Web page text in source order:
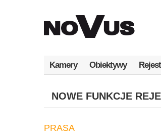
Kamery Obiektywy
NOWE FUNKCJE
PRASA